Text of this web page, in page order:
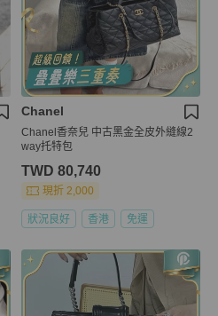
Chanel
Chanel香奈兒 中古黑金全皮外縫線2
way托特包
TWD 80,740
現折 2,000
狀況良好 香港 免運